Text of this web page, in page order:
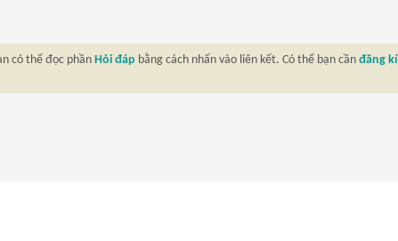
có thể đọc phần Hỏi đáp bằng cách nhấn vào liên kết. Có thể bạn cần đăng kí